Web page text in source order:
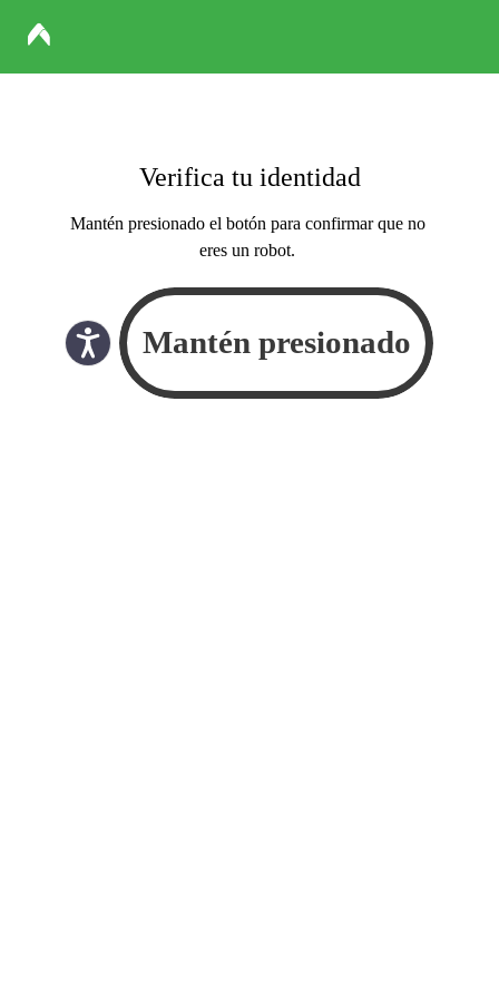
Verifica tu identidad
Mantén presionado el botón para confirmar que no
eres un robot.